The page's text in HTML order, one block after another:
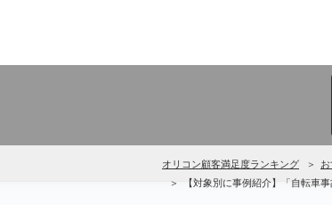
オリコン顧客満足度ランキング
【対象別に事例紹介】「自転車